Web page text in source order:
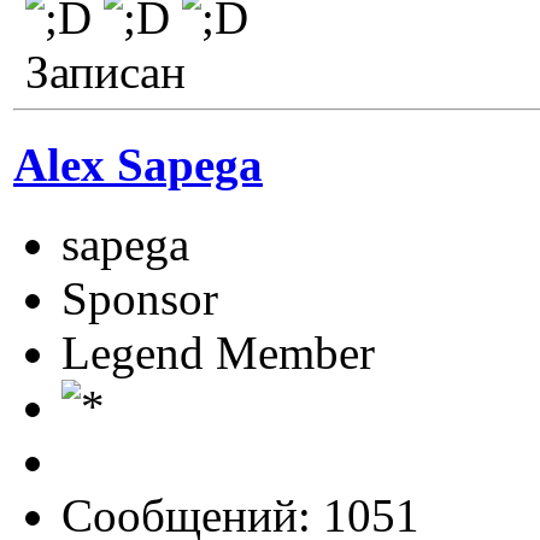
Записан
Alex Sapega
sapega
Sponsor
Legend Member
Сообщений: 1051